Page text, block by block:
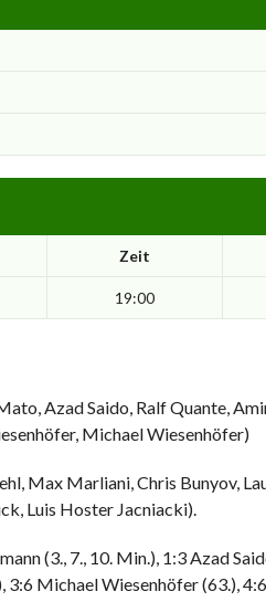
Zeit
19:00
Azad Saido, Ralf Quante,
Michael Wiesenhöfer)
Max Marliani, Chris Bunyov,
Luis Hoster Jacniacki).
(3., 7., 10. Min.), 1:3 Azad
3:6 Michael Wiesenhöfer (63.),